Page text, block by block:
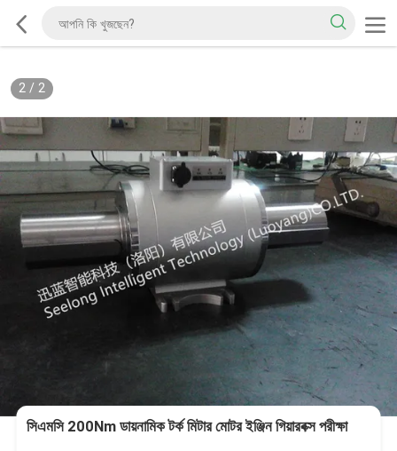
2/ 2
সিএমসি 200Nm ডায়নামিক টর্ক মিটার মোটর ইঞ্জিন গিয়ারবক্স পরীক্ষা